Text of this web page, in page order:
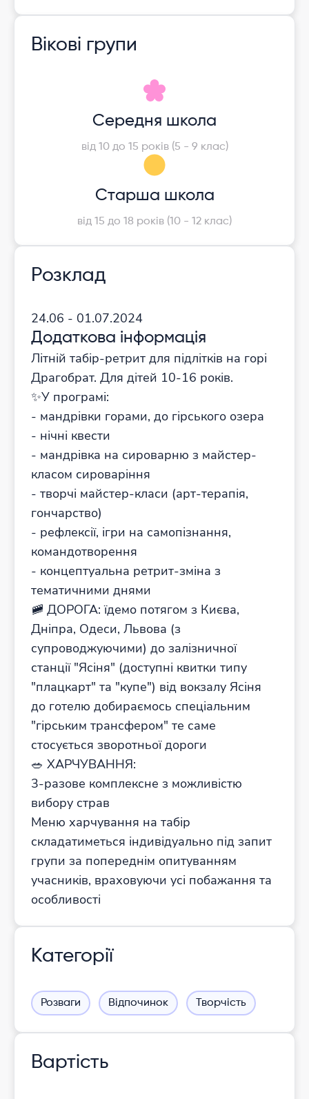
Вікові групи
Середня школа
від 10 до 15 років (5 - 9 клас)
Старша школа
від 15 до 18 років (10 - 12 клас)
Розклад
24.06 - 01.07.2024
Додаткова інформація
Літній табір-ретрит для підлітків на горі
Драгобрат. Для дітей 10-16 років.
✨У програмі:
- мандрівки горами, до гірського озера
- нічні квести
- мандрівка на сироварню з майстер-
класом сироваріння
- творчі майстер-класи (арт-терапія,
гончарство)
- рефлексії, ігри на самопізнання,
командотворення
- концептуальна ретрит-зміна з
тематичними днями
🚞 ДОРОГА: їдемо потягом з Києва,
Дніпра, Одеси, Львова (з
супроводжуючими) до залізничної
станції "Ясіня" (доступні квитки типу
"плацкарт" та "купе") від вокзалу Ясіня
до готелю добираємось спеціальним
"гірським трансфером" те саме
стосується зворотньої дороги
🥗 ХАРЧУВАННЯ:
3-разове комплексне з можливістю
вибору страв
Меню харчування на табір
складатиметься індивідуально під запит
групи за попереднім опитуванням
учасників, враховуючи усі побажання та
особливості
Категорії
Розваги Відпочинок Творчість
Вартість